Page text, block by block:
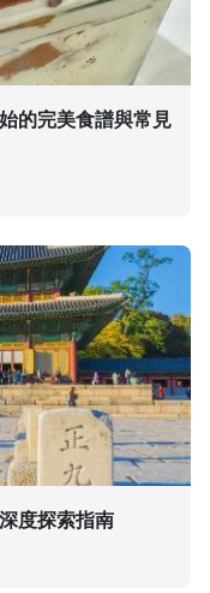
的完美食譜與常見
度探索指南